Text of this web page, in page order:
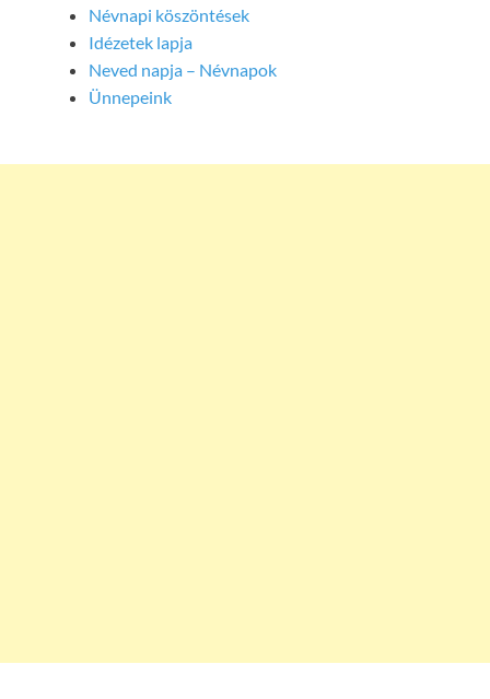
Névnapi köszöntések
Idézetek lapja
Neved napja – Névnapok
Ünnepeink